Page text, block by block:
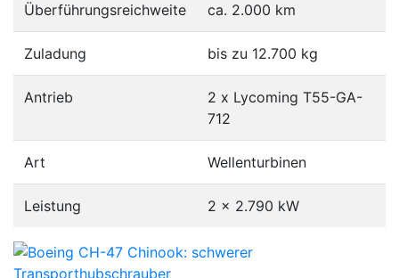
Überführungsreichweite ca. 2.000 km
Zuladung bis zu 12.700 kg
Antrieb
2 x Lycoming T55-GA-
712
Art Wellenturbinen
Leistung 2 × 2.790 kW